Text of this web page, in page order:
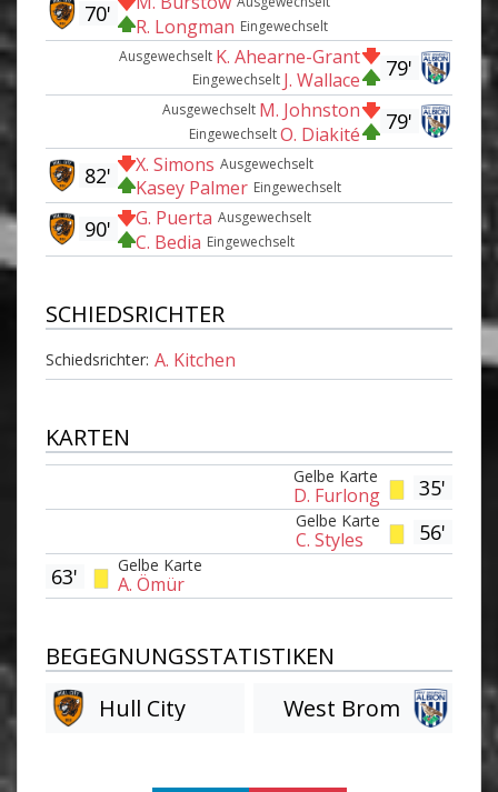
Eingewechselt
R. Longman
70'
79'
Ausgewechselt K. Ahearne-Grant
Eingewechselt J. Wallace
79'
Ausgewechselt M. Johnston
EingewechseltO. Diakité
Ausgewechselt
X. Simons
Eingewechselt
Kasey Palmer
82'
Ausgewechselt
G. Puerta
Eingewechselt
C. Bedia
90'
SCHIEDSRICHTER
Schiedsrichter: A. Kitchen
KARTEN
35'
Gelbe Karte
D. Furlong
56'
Gelbe Karte
C. Styles
Gelbe Karte
A. Ömür
63'
BEGEGNUNGSSTATISTIKEN
Hull City
West Brom